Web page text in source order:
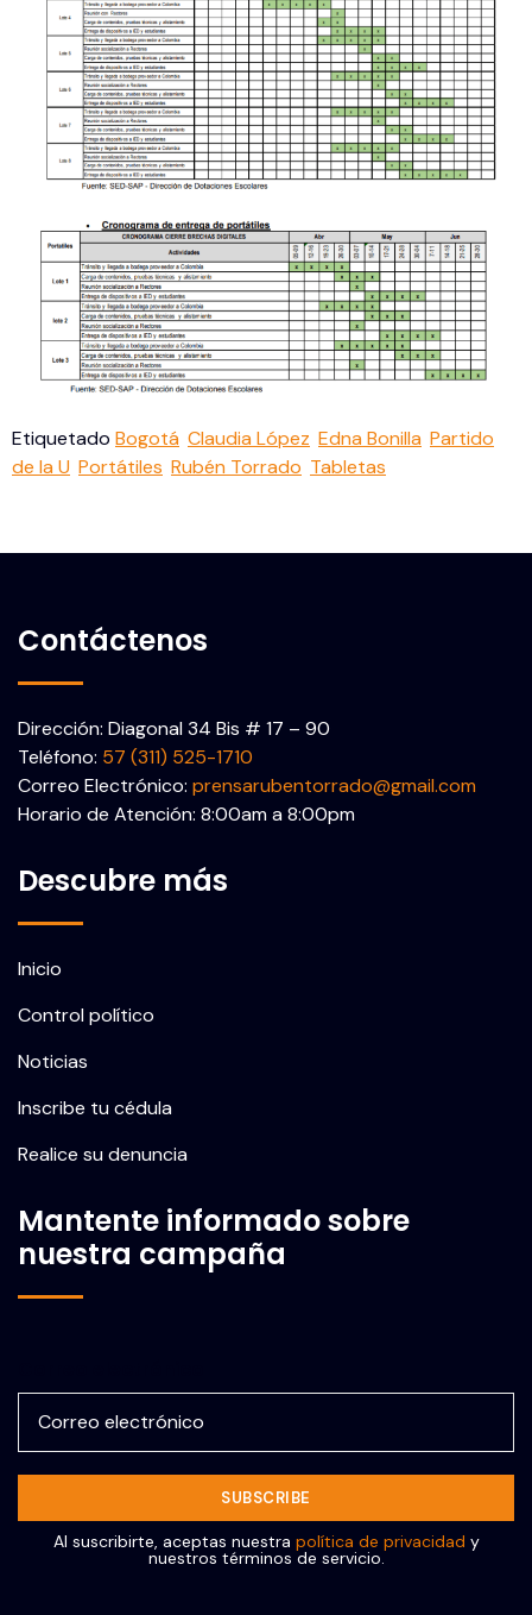
Etiquetado Bogotá Claudia López Edna Bonilla Partido
de la U Portátiles Rubén Torrado Tabletas
Contáctenos
Dirección: Diagonal 34 Bis # 17 – 90
Teléfono: 57 (311) 525-1710
Correo Electrónico: prensarubentorrado@gmail.com
Horario de Atención: 8:00am a 8:00pm
Descubre más
Inicio
Control político
Noticias
Inscribe tu cédula
Realice su denuncia
Mantente informado sobre
nuestra campaña
Al suscribirte, aceptas nuestra política de privacidad y
nuestros términos de servicio.